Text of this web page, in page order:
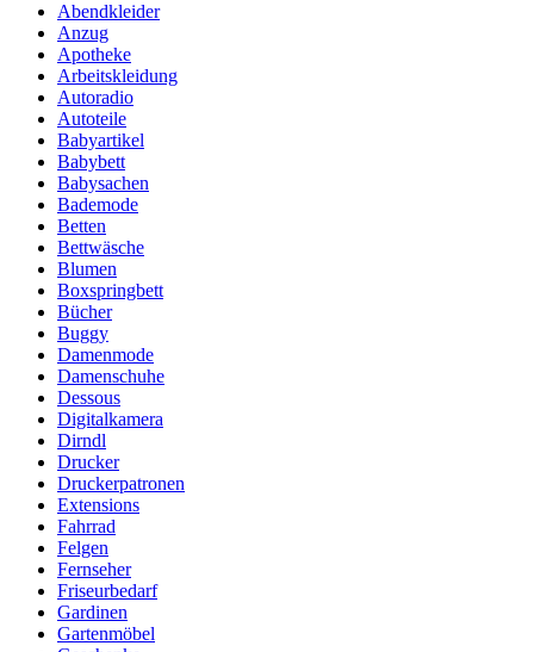
Abendkleider
Anzug
Apotheke
Arbeitskleidung
Autoradio
Autoteile
Babyartikel
Babybett
Babysachen
Bademode
Betten
Bettwäsche
Blumen
Boxspringbett
Bücher
Buggy
Damenmode
Damenschuhe
Dessous
Digitalkamera
Dirndl
Drucker
Druckerpatronen
Extensions
Fahrrad
Felgen
Fernseher
Friseurbedarf
Gardinen
Gartenmöbel